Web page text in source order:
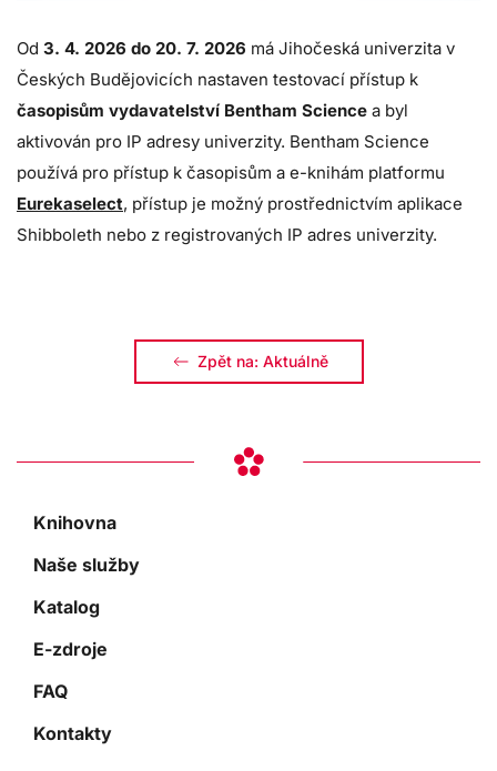
Od 3. 4. 2026 do 20. 7. 2026 má Jihočeská univerzita v
Českých Budějovicích nastaven testovací přístup k
časopisům vydavatelství Bentham Science a byl
aktivován pro IP adresy univerzity. Bentham Science
používá pro přístup k časopisům a e-knihám platformu
Eurekaselect, přístup je možný prostřednictvím aplikace
Shibboleth nebo z registrovaných IP adres univerzity.
Zpět na: Aktuálně
Knihovna
Naše služby
Katalog
E-zdroje
FAQ
Kontakty